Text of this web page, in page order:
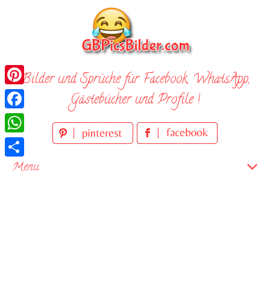
Bilder und Sprüche für Facebook, WhatsApp,
Gästebücher und Profile !
Menu
Pinterest
Facebook
WhatsApp
Teilen